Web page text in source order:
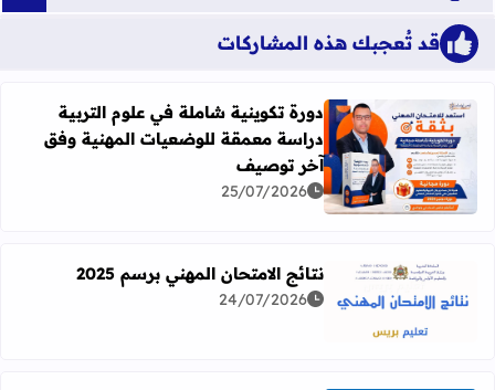
قد تُعجبك هذه المشاركات
اقرأ المزيد عن دورة تكوينية شاملة في علوم التربية
دورة تكوينية شاملة في علوم التربية
دراسة معمقة للوضعيات المهنية وفق
آخر توصيف
25/07/2026
اقرأ المزيد عن نتائج الامتحان المهني برسم 2025
نتائج الامتحان المهني برسم 2025
24/07/2026